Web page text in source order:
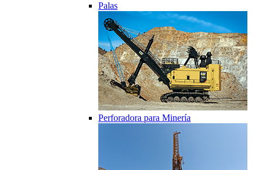
Palas
Perforadora para Minería